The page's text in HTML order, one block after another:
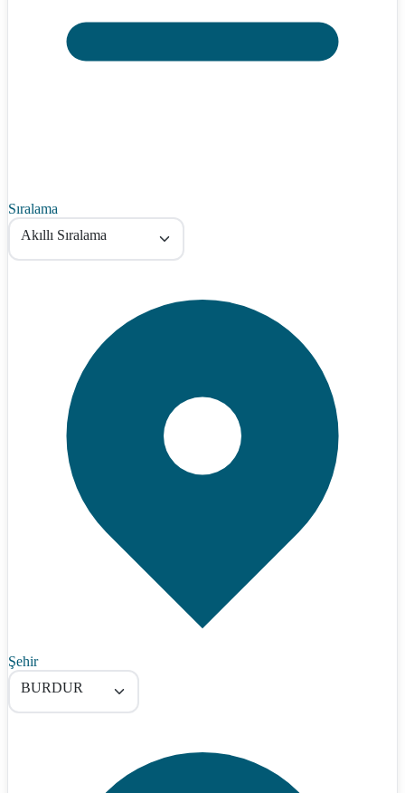
Sıralama
Akıllı Sıralama
Şehir
BURDUR